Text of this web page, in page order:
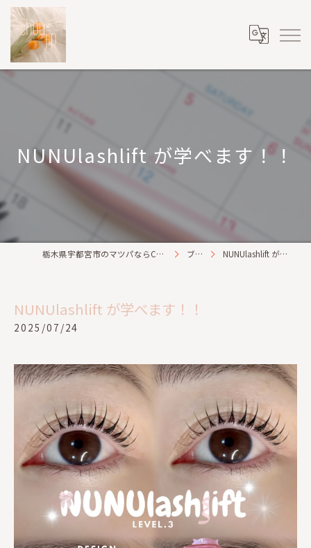
NUNUlashlift が学べます！！
栃木県宇都宮市のマツパならChou2jip(シュシュジプ) ブログ NUNUlashlift が学べます！！
NUNUlashlift が学べます！！
2025/07/24